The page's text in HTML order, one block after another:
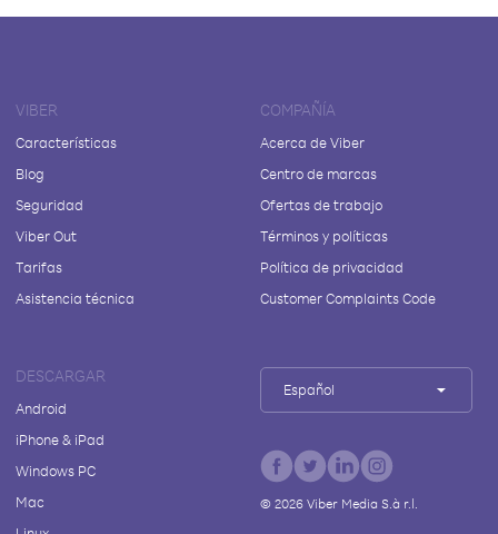
VIBER
Características
Blog
Seguridad
Viber Out
Tarifas
Asistencia técnica
COMPAÑÍA
Acerca de Viber
Centro de marcas
Ofertas de trabajo
Términos y políticas
Política de privacidad
Customer Complaints Code
DESCARGAR
Android
iPhone & iPad
Windows PC
Mac
Español
© 2026Viber Media S.à r.l.